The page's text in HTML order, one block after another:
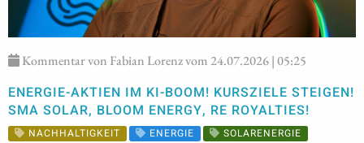
Kommentar von Fabian Lorenz vom 24.07.2026 | 05:25
ENERGIE-AKTIEN IM KI-BOOM! KURSZIELE STEIGEN!
SMA SOLAR, BLOOM ENERGY, RE ROYALTIES!
NACHHALTIGKEIT ENERGIE SOLARENERGIE